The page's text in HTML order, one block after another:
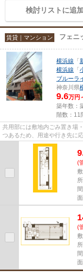
検討リストに追加
賃貸｜マンション フェニ
横浜線 「
横浜線 「
ブルーラ
神奈川県
9.6万円
築年数：
階数：11
共用部には敷地内ごみ置き場
つあるため、用途や行き先に
地する物件です。こちらはマン
(
(